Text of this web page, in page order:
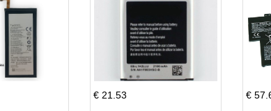
€ 21.53
€